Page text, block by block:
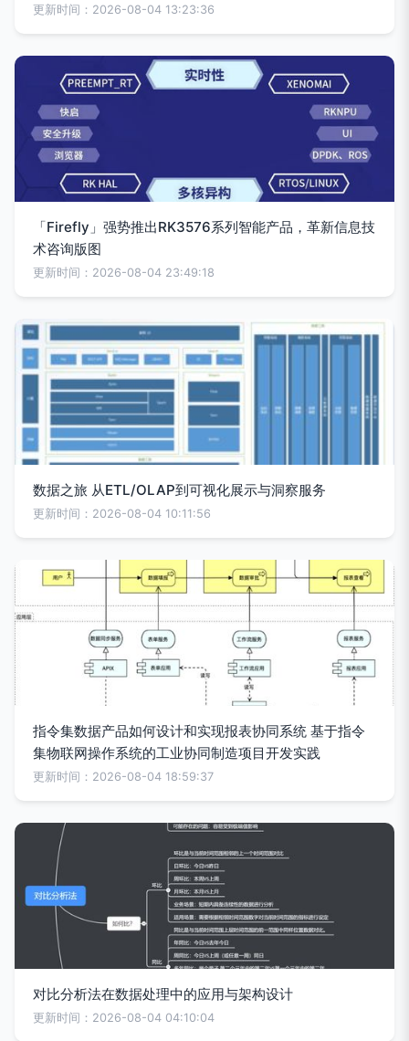
更新时间：2026-08-04 13:23:36
「Firefly」强势推出RK3576系列智能产品，革新信息技
术咨询版图
更新时间：2026-08-04 23:49:18
数据之旅 从ETL/OLAP到可视化展示与洞察服务
更新时间：2026-08-04 10:11:56
指令集数据产品如何设计和实现报表协同系统 基于指令
集物联网操作系统的工业协同制造项目开发实践
更新时间：2026-08-04 18:59:37
对比分析法在数据处理中的应用与架构设计
更新时间：2026-08-04 04:10:04